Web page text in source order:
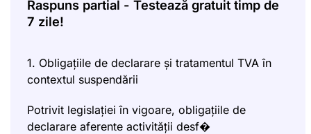
Raspuns partial - Testează gratuit timp de
7 zile!
1. Obligațiile de declarare și tratamentul TVA în
contextul suspendării
Potrivit legislației în vigoare, obligațiile de
declarare aferente activității desf�